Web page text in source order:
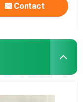
Contact